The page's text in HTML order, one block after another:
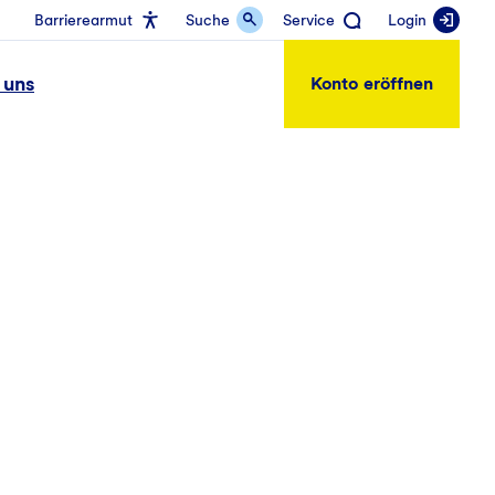
Barrierearmut Suche Service Login
Konto eröffnen